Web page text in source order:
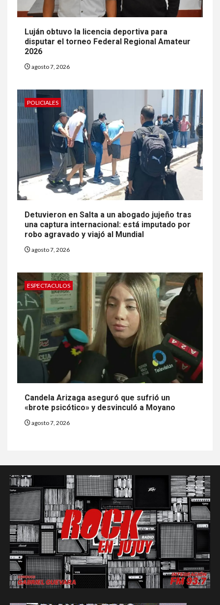
Luján obtuvo la licencia deportiva para
disputar el torneo Federal Regional Amateur
2026
agosto 7, 2026
POLICIALES
Detuvieron en Salta a un abogado jujeño tras
una captura internacional: está imputado por
robo agravado y viajó al Mundial
agosto 7, 2026
ESPECTACULOS
Candela Arizaga aseguró que sufrió un
«brote psicótico» y desvinculó a Moyano
agosto 7, 2026